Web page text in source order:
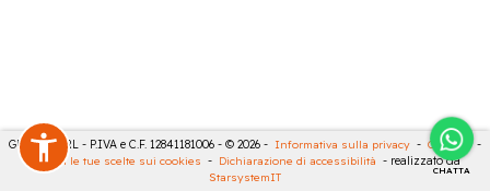
CHATTA
GECO 14 SRL - P.IVA e C.F. 12841181006 - © 2026 - Informativa sulla privacy - Cookies
-
Rivedi le tue scelte sui cookies - Dichiarazione di accessibilità - realizzato da
StarsystemIT